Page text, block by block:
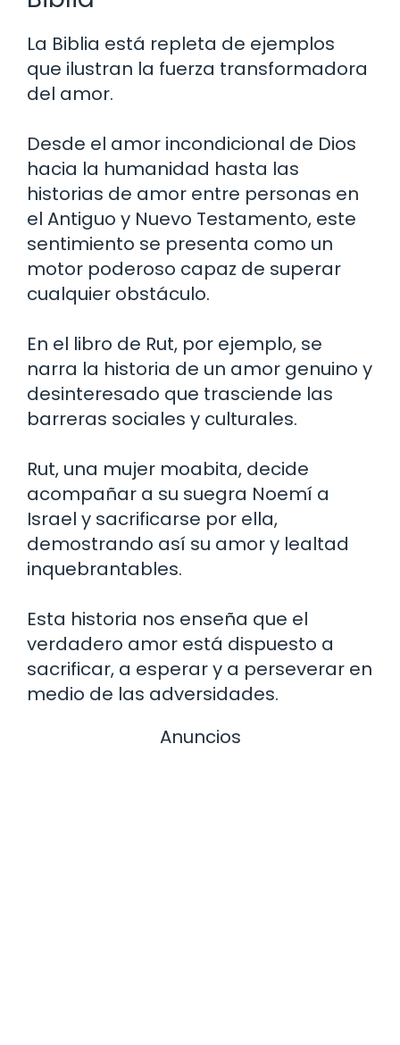
La Biblia está repleta de ejemplos
que ilustran la fuerza transformadora
del amor.
Desde el amor incondicional de Dios
hacia la humanidad hasta las
historias de amor entre personas en
el Antiguo y Nuevo Testamento, este
sentimiento se presenta como un
motor poderoso capaz de superar
cualquier obstáculo.
En el libro de Rut, por ejemplo, se
narra la historia de un amor genuino y
desinteresado que trasciende las
barreras sociales y culturales.
Rut, una mujer moabita, decide
acompañar a su suegra Noemí a
Israel y sacrificarse por ella,
demostrando así su amor y lealtad
inquebrantables.
Esta historia nos enseña que el
verdadero amor está dispuesto a
sacrificar, a esperar y a perseverar en
medio de las adversidades.
Anuncios